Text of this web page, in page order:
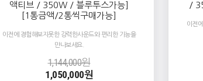
액티브 / 350W / 블루투스가능]
[1통금액/2통씩구매가능]
이전에 경험해보지못한 강력한사운드와 편리한 기능을
만나보세요.
1,144,000원
1,050,000원
/
이전